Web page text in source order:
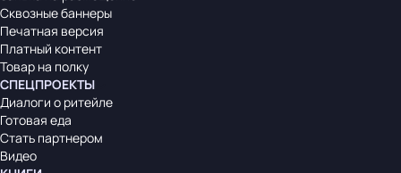
Сквозные баннеры
Печатная версия
Платный контент
Товар на полку
СПЕЦПРОЕКТЫ
Диалоги о ритейле
Готовая еда
Стать партнером
Видео